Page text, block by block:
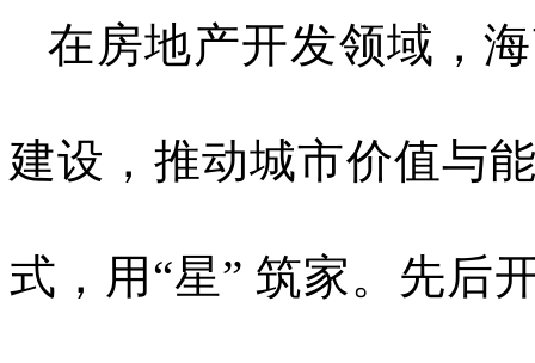
在房地产开发领域，
建设，推动城市价值与
式，用“星” 筑家。先后